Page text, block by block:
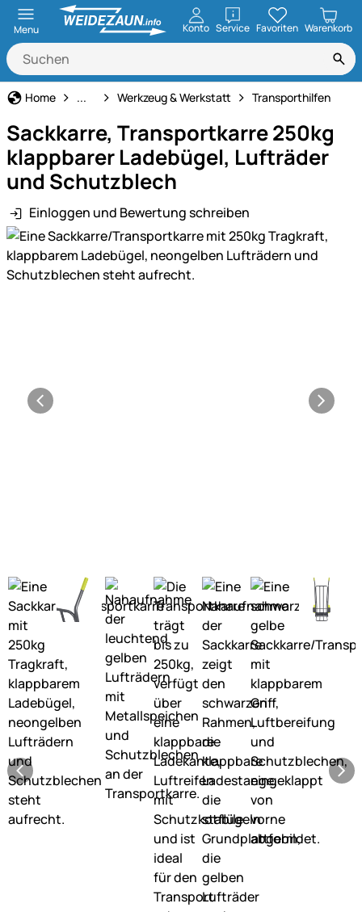
Menu Konto ServiceöffnenFavoriten Warenkorb
Home Haus und Hof
... Werkzeug & Werkstatt Transporthilfen
Sackkarre, Transportkarre 250kg
klappbarer Ladebügel, Lufträder
und Schutzblech
Einloggen und Bewertung schreiben
Produktgalerie